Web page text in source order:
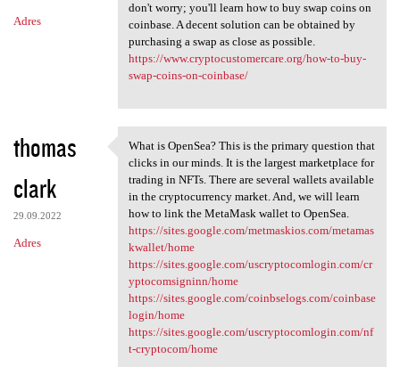
Adres
don't worry; you'll learn how to buy swap coins on
coinbase. A decent solution can be obtained by
purchasing a swap as close as possible.
https://www.cryptocustomercare.org/how-to-buy-
swap-coins-on-coinbase/
thomas
clark
29.09.2022
Adres
What is OpenSea? This is the
What is OpenSea? This is the primary question that
clicks in our minds. It is the largest marketplace for
trading in NFTs. There are several wallets available
in the cryptocurrency market. And, we will learn
how to link the MetaMask wallet to OpenSea.
https://sites.google.com/metmaskios.com/metamas
kwallet/home
https://sites.google.com/uscryptocomlogin.com/cr
yptocomsigninn/home
https://sites.google.com/coinbselogs.com/coinbase
login/home
https://sites.google.com/uscryptocomlogin.com/nf
t-cryptocom/home